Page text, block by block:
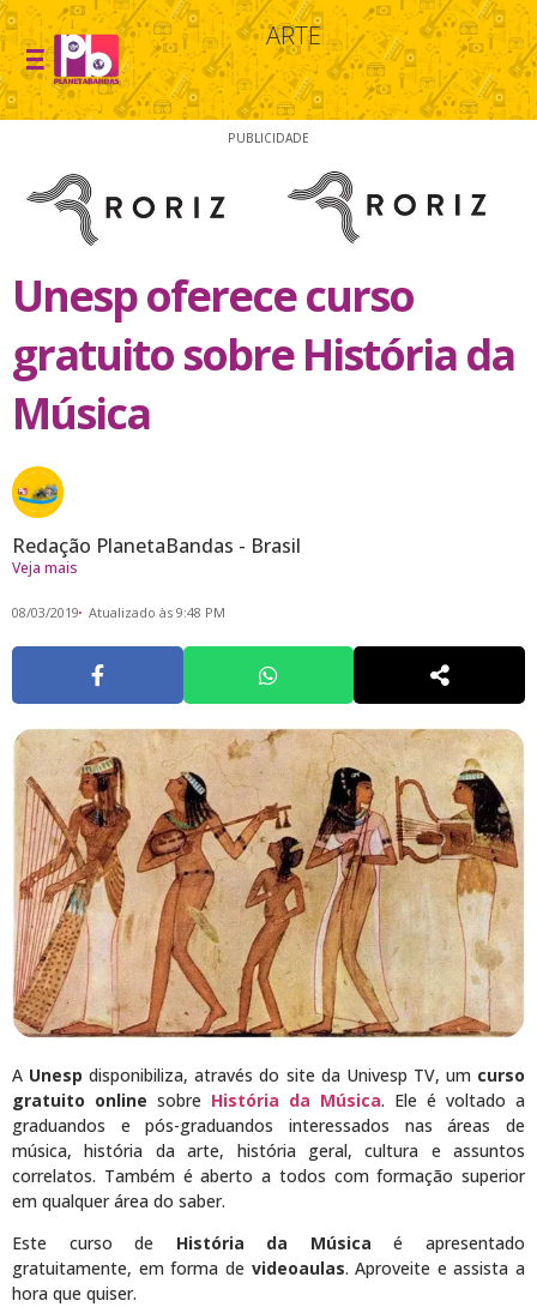
ARTE
PUBLICIDADE
Unesp oferece curso
gratuito sobre História da
Música
Redação PlanetaBandas - Brasil
Veja mais
08/03/2019 Atualizado às 9:48 PM
A Unesp disponibiliza, através do site da Univesp TV, um curso
gratuito online sobre História da Música. Ele é voltado a
graduandos e pós-graduandos interessados nas áreas de
música, história da arte, história geral, cultura e assuntos
correlatos. Também é aberto a todos com formação superior
em qualquer área do saber.
Este curso de História da Músicaé apresentado
gratuitamente, em forma de videoaulas. Aproveite e assista a
hora que quiser.